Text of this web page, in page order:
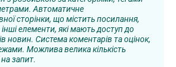
Автоматичне
сторінки, що містить посилання,
елементи, які мають доступ до
новин. Система коментарів та оцінок,
Можлива велика кількість
запит.